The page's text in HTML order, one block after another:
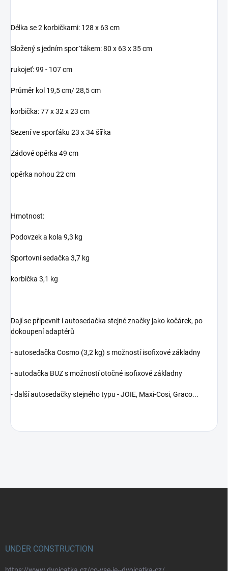
Délka se 2 korbičkami: 128 x 63 cm
Složený s jedním spor´tákem: 80 x 63 x 35 cm
rukojeť: 99 - 107 cm
Průměr kol 19,5 cm/ 28,5 cm
korbička: 77 x 32 x 23 cm
Sezení ve sporťáku 23 x 34 šířka
Zádové opěrka 49 cm
opěrka nohou 22 cm
Hmotnost:
Podovzek a kola 9,3 kg
Sportovní sedačka 3,7 kg
korbička 3,1 kg
Dají se připevnit i autosedačka stejné značky jako kočárek, po
dokoupení adaptérů
- autosedačka Cosmo (3,2 kg) s možností isofixové základny
- autodačka BUZ s možností otočné isofixové základny
- další autosedačky stejného typu - JOIE, Maxi-Cosi, Graco...
UNDER CONSTRUCTION